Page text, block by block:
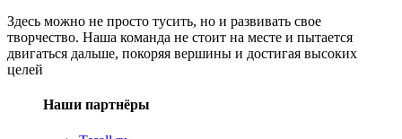
Здесь можно не просто тусить, но и развивать свое
творчество. Наша команда не стоит на месте и пытается
двигаться дальше, покоряя вершины и достигая высоких
целей
Наши партнёры